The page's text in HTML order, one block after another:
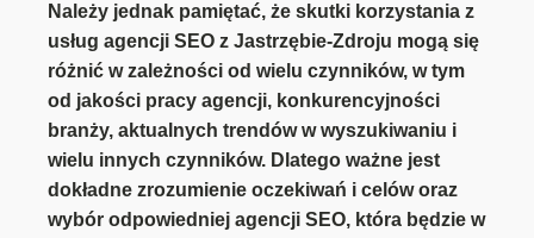
Należy jednak pamiętać, że skutki korzystania z
usług agencji SEO z Jastrzębie-Zdroju mogą się
różnić w zależności od wielu czynników, w tym
od jakości pracy agencji, konkurencyjności
branży, aktualnych trendów w wyszukiwaniu i
wielu innych czynników. Dlatego ważne jest
dokładne zrozumienie oczekiwań i celów oraz
wybór odpowiedniej agencji SEO, która będzie w